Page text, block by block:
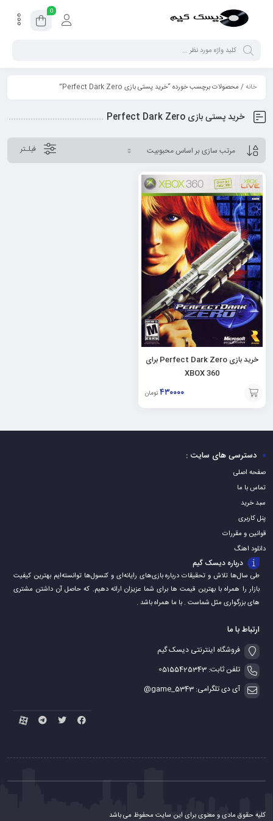
0
خانه/ محصولات برچسب خورده “خرید پستی بازی Perfect Dark Zero”
خرید پستی بازی Perfect Dark Zero
فیلـتر
خرید بازی Perfect Dark Zero برای
XBOX 360
۴۳۰۰۰۰ تومان
افزودن
به
دسترسی های سایت :
صفحه اصلی
تماس با ما
سبد خرید
پنل کاربری
قوانین و مقررات
دانلود اهنگ
درباره دیسک گیم
طی سال‌ها تلاش و تحقیقات درباره بازی‌های رایانه‌ای و کنسول‌ها توانسته‌ایم بهترین کیفیت
بازار را همراه با بهترین قیمت ها برای شما عزیزان ارائه دهیم. که حاصل آن داشتن مشتری
های بزرگواری مثل شماست . با ما همراه باشد .
ارتباط با ما
فروشگاه اینترنتی دیسک گیم
تلفن ثابت: 05155425343
آی دی تلگرامی: game_5343@
کلیه حقوق مادی و معنوی برای این سایت محفوظ می باشد